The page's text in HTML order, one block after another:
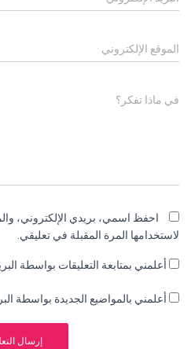
الموقع الإلكتروني
في ماذا تفكر؟
احفظ اسمي، بريدي الإلكتروني،
لاستخدامها المرة المقبلة في تعليقي.
أعلمني بمتابعة التعليقات بواسطة
أعلمني بالمواضيع الجديدة بواسطة